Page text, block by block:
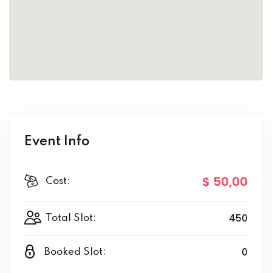
Event Info
Cost: $ 50,00
Total Slot: 450
Booked Slot: 0